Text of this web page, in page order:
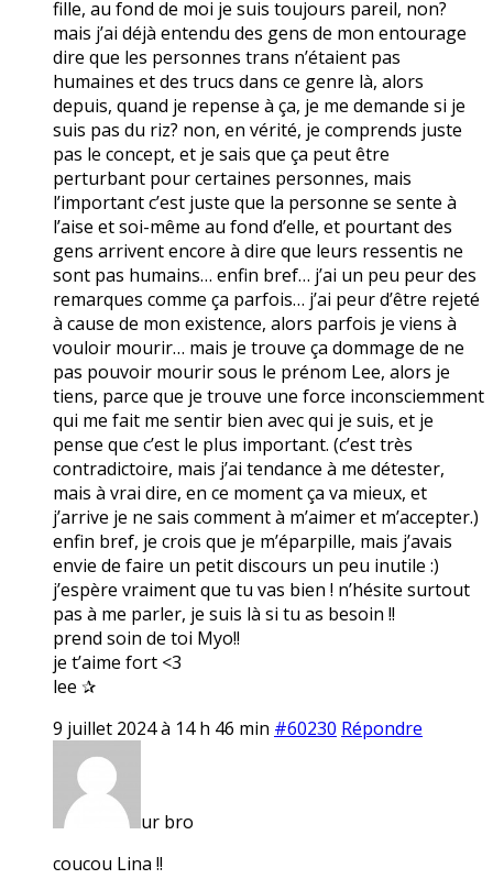
fille, au fond de moi je suis toujours pareil, non?
mais j’ai déjà entendu des gens de mon entourage
dire que les personnes trans n’étaient pas
humaines et des trucs dans ce genre là, alors
depuis, quand je repense à ça, je me demande si je
suis pas du riz? non, en vérité, je comprends juste
pas le concept, et je sais que ça peut être
perturbant pour certaines personnes, mais
l’important c’est juste que la personne se sente à
l’aise et soi-même au fond d’elle, et pourtant des
gens arrivent encore à dire que leurs ressentis ne
sont pas humains… enfin bref… j’ai un peu peur des
remarques comme ça parfois… j’ai peur d’être rejeté
à cause de mon existence, alors parfois je viens à
vouloir mourir… mais je trouve ça dommage de ne
pas pouvoir mourir sous le prénom Lee, alors je
tiens, parce que je trouve une force inconsciemment
qui me fait me sentir bien avec qui je suis, et je
pense que c’est le plus important. (c’est très
contradictoire, mais j’ai tendance à me détester,
mais à vrai dire, en ce moment ça va mieux, et
j’arrive je ne sais comment à m’aimer et m’accepter.)
enfin bref, je crois que je m’éparpille, mais j’avais
envie de faire un petit discours un peu inutile :)
j’espère vraiment que tu vas bien ! n’hésite surtout
pas à me parler, je suis là si tu as besoin !!
prend soin de toi Myo!!
je t’aime fort <3
lee ✰
9 juillet 2024 à 14 h 46 min #60230 Répondre
ur bro
coucou Lina !!